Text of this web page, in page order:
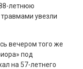
летнюю
увезли
вечером того же
под
на 57-летнего